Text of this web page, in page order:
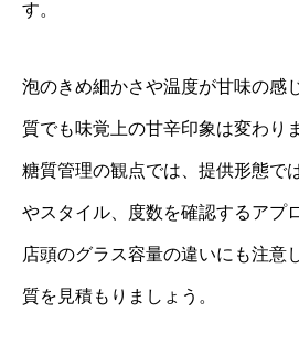
す。
泡のきめ細かさや温度が甘味の感
質でも味覚上の甘辛印象は変わり
糖質管理の観点では、提供形態で
やスタイル、度数を確認するアプ
店頭のグラス容量の違いにも注意
質を見積もりましょう。